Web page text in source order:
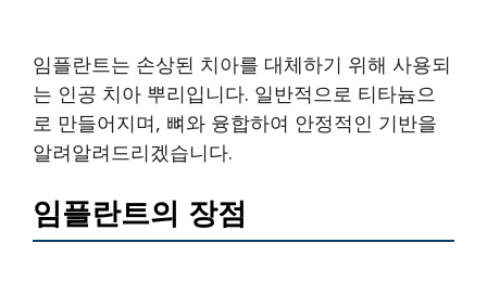
임플란트는 손상된 치아를 대체하기 위해 사용되
는 인공 치아 뿌리입니다. 일반적으로 티타늄으
로 만들어지며, 뼈와 융합하여 안정적인 기반을
알려알려드리겠습니다.
임플란트의 장점